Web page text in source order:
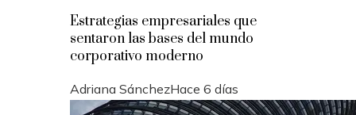
Estrategias empresariales que
sentaron las bases del mundo
corporativo moderno
Adriana SánchezHace 6 días